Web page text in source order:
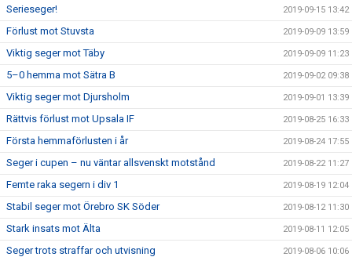
Serieseger! 2019-09-15 13:42
Förlust mot Stuvsta 2019-09-09 13:59
Viktig seger mot Täby 2019-09-09 11:23
5–0 hemma mot Sätra B 2019-09-02 09:38
Viktig seger mot Djursholm 2019-09-01 13:39
Rättvis förlust mot Upsala IF 2019-08-25 16:33
Första hemmaförlusten i år 2019-08-24 17:55
Seger i cupen – nu väntar allsvenskt motstånd 2019-08-22 11:27
Femte raka segern i div 1 2019-08-19 12:04
Stabil seger mot Örebro SK Söder 2019-08-12 11:30
Stark insats mot Älta 2019-08-11 12:05
Seger trots straffar och utvisning 2019-08-06 10:06